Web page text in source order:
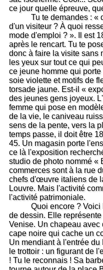
ce jour quelle épreuve,
Tu te demandes : «
d'un visiteur ? À quoi
mode d'emploi ? ». Il est
après le rencart. Tu te
donc à faire la visite sans
les yeux sur tout ce qui
ce jeune homme qui
soie violette et motifs de
torsade jaune. Est-il «
des jeunes gens joyeux.
femme qui pose en
de la vie, le caniveau
sens de la pente, vers la
temps passe, il doit être
45. Un magasin porte
ce là l'exposition
studio de photo nommé «
commerces sont à la rue
chefs d'œuvre italiens de
Louvre. Mais l'activité
l'activité patrimoniale.
Quoi encore ? Voici
de dessin. Elle
Venise. Un chapeau
cape noire qui cache un
Un mendiant à l'entrée
le trottoir : un figurant de
! Tu le reconnais ! Sa